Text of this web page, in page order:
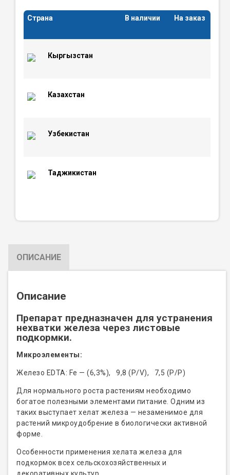
Страна В наличии На заказ
Кыргызстан
Казахстан
Узбекистан
Таджикистан
ОПИСАНИЕ
Описание
Препарат предназначен для устранения
нехватки железа через листовые
подкормки.
Микроэлементы:
Железо EDTA: Fe — (6,3%), 9,8 (P/V), 7,5 (Р/Р)
Для нормального роста растениям необходимо
богатое полезными элементами питание. Одним из
таких выступает хелат железа — незаменимое для
растений микроудобрение в биологически активной
форме.
Особенности применения хелата железа для
подкормок всех сельскохозяйственных и